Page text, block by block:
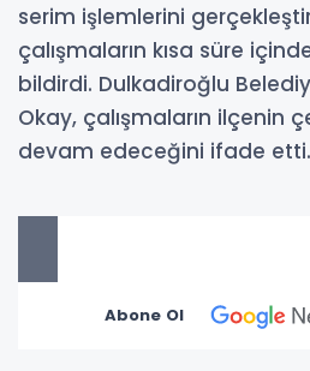
serim işlemlerini
çalışmaların kısa süre
bildirdi. Dulkadiroğlu
Okay, çalışmaların ilçenin
devam edeceğini ifade etti.
Abone Ol